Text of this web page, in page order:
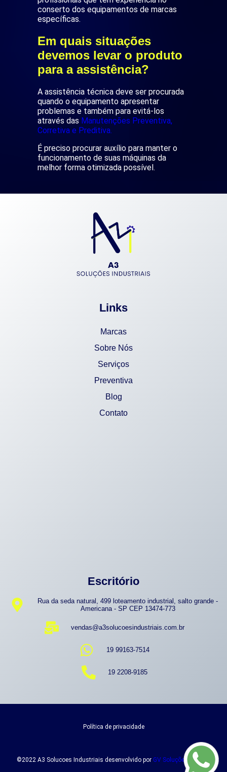
conserto dos equipamentos de marcas
específicas.
Em quais situações
devemos levar o produto
para a assistência?
A assistência técnica deve ser procurada
quando o equipamento apresentar
problemas e também para evitá-los
através das Manutenções Preventiva,
Corretiva e Preditiva.
É preciso procurar auxílio para manter o
funcionamento de suas máquinas da
melhor forma otimizada possível.
Links
Marcas
Sobre Nós
Serviços
Preventiva
Blog
Contato
Escritório
Rua da seda natural, 499 loteamento industrial, salto grande -
Americana - SP CEP 13474-773
vendas@a3solucoesindustriais.com.br
19 99163-7514
19 2208-9185
©2022 A3 Solucoes Industriais desenvolvido por GV Soluções Digitais
Política de privacidade